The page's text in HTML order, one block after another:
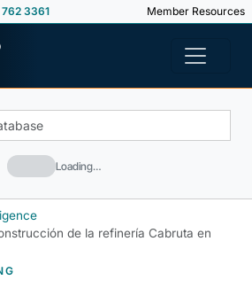
3361 Member Resources
Loading…
de la refinería Cabruta en